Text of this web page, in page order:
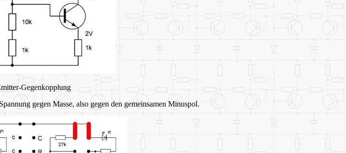
Gegenkopplung
gegen Masse, also gegen den gemeinsamen Minuspol.